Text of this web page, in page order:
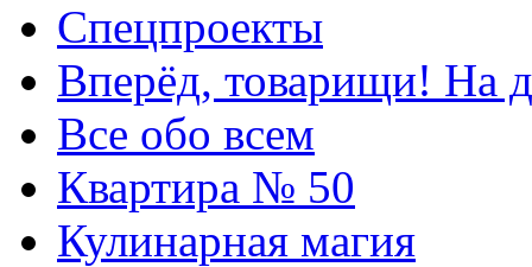
Спецпроекты
Вперёд, товарищи! На
Все обо всем
Квартира № 50
Кулинарная магия